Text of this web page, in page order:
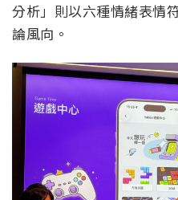
分析」則以六種情緒表情
論風向。